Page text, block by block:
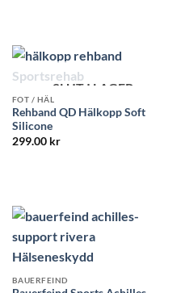
SLUT I LAGER
FOT / HÄL
Rehband QD Hälkopp Soft
Silicone
299.00 kr
BAUERFEIND